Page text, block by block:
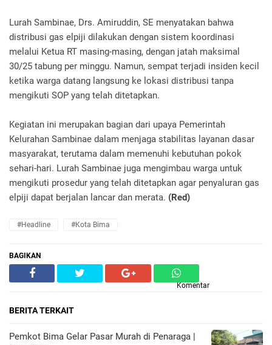
Lurah Sambinae, Drs. Amiruddin, SE menyatakan bahwa
distribusi gas elpiji dilakukan dengan sistem koordinasi
melalui Ketua RT masing-masing, dengan jatah maksimal
30/25 tabung per minggu. Namun, sempat terjadi insiden kecil
ketika warga datang langsung ke lokasi distribusi tanpa
mengikuti SOP yang telah ditetapkan.
Kegiatan ini merupakan bagian dari upaya Pemerintah
Kelurahan Sambinae dalam menjaga stabilitas layanan dasar
masyarakat, terutama dalam memenuhi kebutuhan pokok
sehari-hari. Lurah Sambinae juga mengimbau warga untuk
mengikuti prosedur yang telah ditetapkan agar penyaluran gas
elpiji dapat berjalan lancar dan merata. (Red)
#Headline #Kota Bima
BAGIKAN
Komentar
BERITA TERKAIT
Pemkot Bima Gelar Pasar Murah di Penaraga |